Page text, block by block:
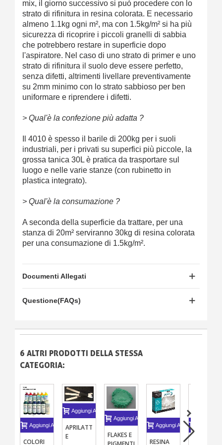
mix, il giorno successivo si può procedere con lo
strato di rifinitura in resina colorata. E necessario
almeno 1.1kg ogni m², ma con 1.5kg/m² si ha più
sicurezza di ricoprire i piccoli granelli di sabbia
che potrebbero restare in superficie dopo
l'aspiratore. Nel caso di uno strato di primer e uno
strato di rifinitura il suolo deve essere perfetto,
senza difetti, altrimenti livellare preventivamente
su 2mm minimo con lo strato sabbioso per ben
uniformare e riprendere i difetti.
> Qual'è la confezione più adatta ?
Il 4010 è spesso il barile di 200kg per i suoli
industriali, per i privati su superfici più piccole, la
grossa tanica 30L è pratica da trasportare sul
luogo e nelle varie stanze (con rubinetto in
plastica integrato).
> Qual'è la consumazione ?
A seconda della superficie da trattare, per una
stanza di 20m² serviranno 30kg di resina colorata
per una consumazione di 1.5kg/m².
Documenti Allegati
Questione(FAQs)
6 ALTRI PRODOTTI DELLA STESSA
CATEGORIA:
Aggiungi Al Carrello
COLORI
Aggiungi Al Carrello
APRILATTA
E
Aggiungi Al Carrello
FLAKES E
Aggiungi Al Carrello
RESINA